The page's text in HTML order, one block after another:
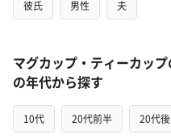
彼氏 男性 夫
マグカップ・ティーカッ
の年代から探す
10代 20代前半 20代